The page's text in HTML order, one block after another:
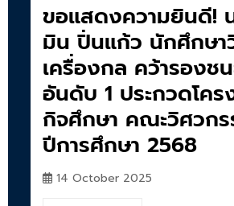
ขอแสดงความยินดี!
มิน ปิ่นแก้ว นักศึกษา
เครื่องกล คว้ารองชน
อันดับ 1 ประกวดโคร
กิจศึกษา คณะวิศวก
ปีการศึกษา 2568
14 October 2025